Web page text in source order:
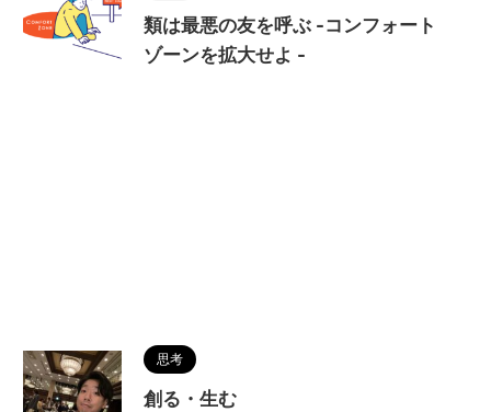
類は最悪の友を呼ぶ -コンフォート
ゾーンを拡大せよ -
思考
創る・生む